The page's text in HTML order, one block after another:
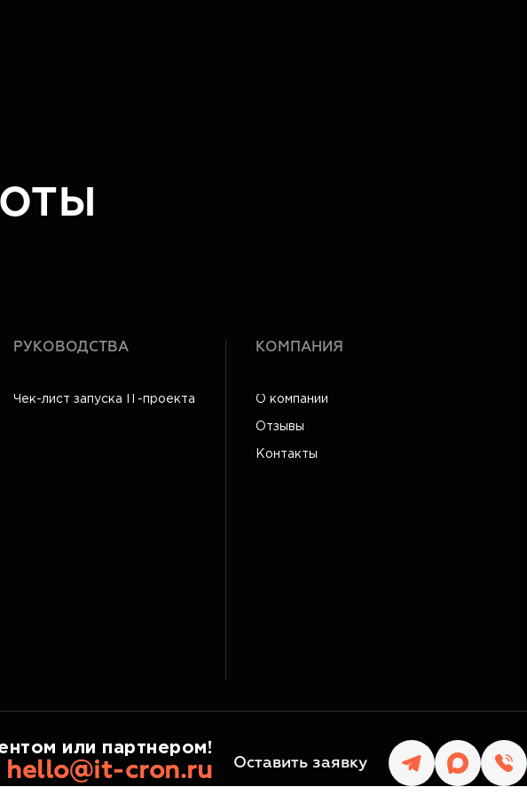
РУКОВОДСТВА
Чек-лист запуска IT-проекта
КОМПАНИЯ
О компании
Отзывы
Контакты
или партнером!
hello@it-cron.ru Оставить заявку